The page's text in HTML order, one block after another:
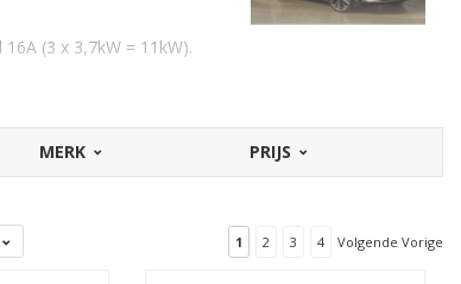
(3 x 3,7kW = 11kW).
EV laadkabel Type 2, 3
hiervoor een laadkabel
MERK PRIJS
1 2 3 4 Volgende Vorige